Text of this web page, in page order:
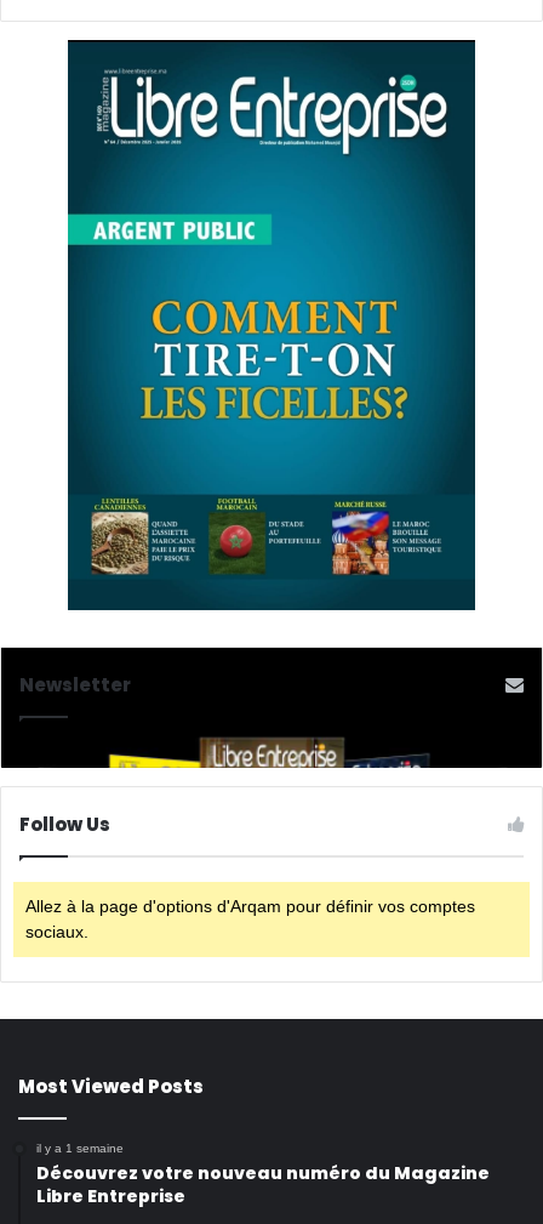
Newsletter
Follow Us
Allez à la page d'options d'Arqam pour définir vos comptes
sociaux.
Most Viewed Posts
il y a 1 semaine
Découvrez votre nouveau numéro du Magazine
Libre Entreprise